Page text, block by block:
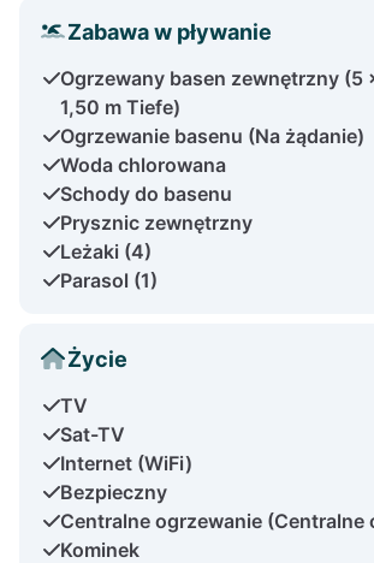
Zabawa w pływanie
Ogrzewany basen zewnętrzny (5
1,50 m Tiefe)
Ogrzewanie basenu (Na żądanie)
Woda chlorowana
Schody do basenu
Prysznic zewnętrzny
Leżaki (4)
Parasol (1)
Życie
TV
Sat-TV
Internet (WiFi)
Bezpieczny
Centralne ogrzewanie (Centralne
Kominek